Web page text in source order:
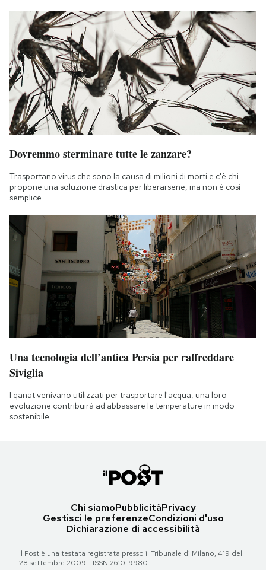
Dovremmo sterminare tutte le zanzare?
Trasportano virus che sono la causa di milioni di morti e c'è chi
propone una soluzione drastica per liberarsene, ma non è così
semplice
Una tecnologia dell’antica Persia per raffreddare
Siviglia
I qanat venivano utilizzati per trasportare l'acqua, una loro
evoluzione contribuirà ad abbassare le temperature in modo
sostenibile
Chi siamoPubblicitàPrivacy
Gestisci le preferenzeCondizioni d'uso
Dichiarazione di accessibilità
Il Post è una testata registrata presso il Tribunale di Milano, 419 del
28 settembre 2009 - ISSN 2610-9980